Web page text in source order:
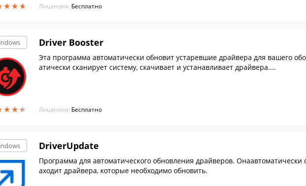
★★★
★★★ Лицензия: Бесплатно
★★★
★★★
Driver Booster
Эта программа автоматически обновит устаревшие драйвера для вашего
атически сканирует систему, скачивает и устанавливает драйвера....
Лицензия: Бесплатно
DriverUpdate
Программа для автоматического обновления драйверов. Онаавтоматически
аходит драйвера, которые необходимо обновить.